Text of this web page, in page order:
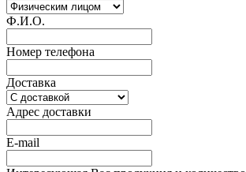
Ф.И.О.
Номер телефона
Доставка
Адрес доставки
E-mail